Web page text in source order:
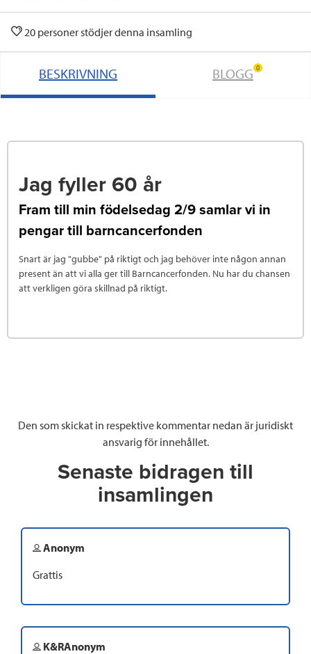
20 personer stödjer denna insamling
BESKRIVNING BLOGG 0
Jag fyller 60 år
Fram till min födelsedag 2/9 samlar vi in
pengar till barncancerfonden
Snart är jag "gubbe" på riktigt och jag behöver inte någon annan
present än att vi alla ger till Barncancerfonden. Nu har du chansen
att verkligen göra skillnad på riktigt.
Den som skickat in respektive kommentar nedan är juridiskt
ansvarig för innehållet.
Senaste bidragen till
insamlingen
Anonym
Grattis
K&RAnonym